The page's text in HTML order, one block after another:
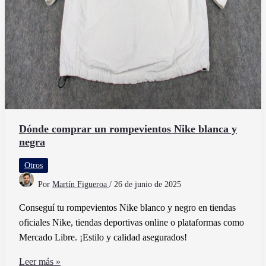
Dónde comprar un rompevientos Nike blanca y
negra
Otros
Por Martín Figueroa / 26 de junio de 2025
Conseguí tu rompevientos Nike blanco y negro en tiendas
oficiales Nike, tiendas deportivas online o plataformas como
Mercado Libre. ¡Estilo y calidad asegurados!
Dónde
Leer más »